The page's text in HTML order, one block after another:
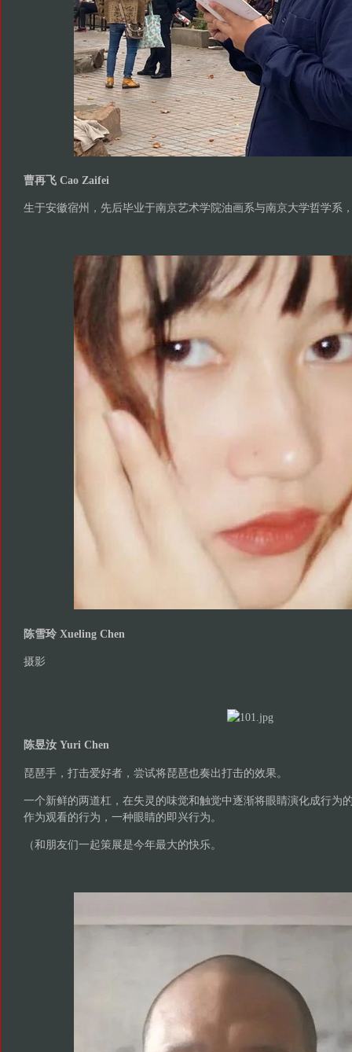
曹再飞 Cao Zaifei
生于安徽宿州，先后毕业于南京艺术学院油画系与南京大学哲学系
陈雪玲 Xueling Chen
摄影
陈昱汝 Yuri Chen
琵琶手，打击爱好者，尝试将琵琶也奏出打击的效果。
一个新鲜的两道杠，在失灵的味觉和触觉中逐渐将眼睛演化成行为
作为观看的行为，一种眼睛的即兴行为。
（和朋友们一起策展是今年最大的快乐。